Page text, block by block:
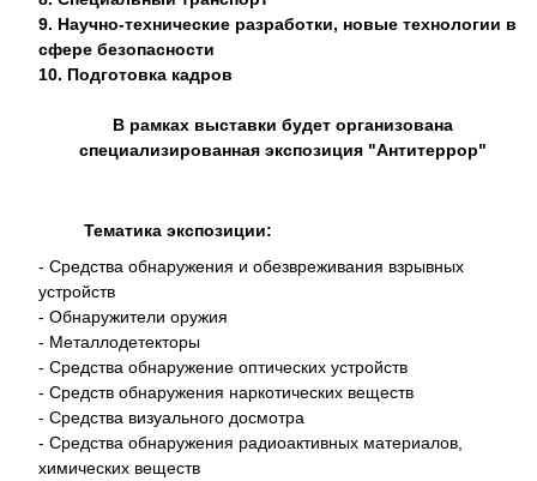
9. Научно-технические разработки, новые технологии в
сфере безопасности
10. Подготовка кадров
В рамках выставки будет организована
специализированная экспозиция "Антитеррор"
Тематика экспозиции:
- Средства обнаружения и обезвреживания взрывных
устройств
- Обнаружители оружия
- Металлодетекторы
- Средства обнаружение оптических устройств
- Средств обнаружения наркотических веществ
- Средства визуального досмотра
- Средства обнаружения радиоактивных материалов,
химических веществ